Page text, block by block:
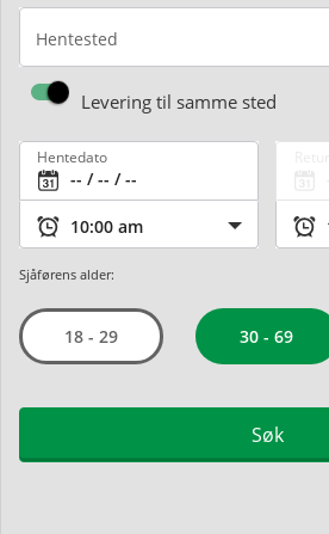
Hentested
Levering til samme sted
Hentedato
Sjåførens alder:
18 - 29 30 - 69
Søk